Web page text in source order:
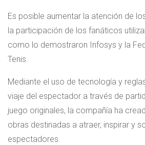
Es posible aumentar la atención de
la participación de los fanáticos
como lo demostraron Infosys y la
Tenis.
Mediante el uso de tecnología y
viaje del espectador a través de
juego originales, la compañía ha
obras destinadas a atraer, inspirar y
espectadores.